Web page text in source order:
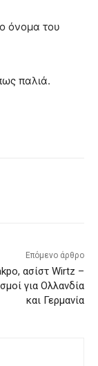
όνομα του
παλιά.
Επόμενο άρθρο
ασίστ Wirtz –
για Ολλανδία
και Γερμανία